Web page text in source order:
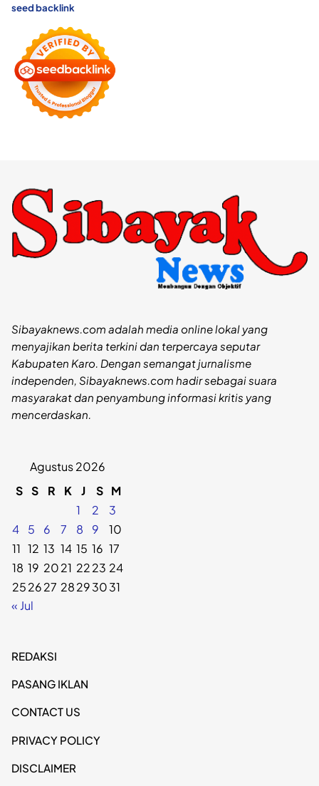
seed backlink
Sibayaknews.com adalah media online lokal yang
menyajikan berita terkini dan terpercaya seputar
Kabupaten Karo. Dengan semangat jurnalisme
independen, Sibayaknews.com hadir sebagai suara
masyarakat dan penyambung informasi kritis yang
mencerdaskan.
Agustus 2026
S S R K J S M
1
2
3
4
5 6 7 8 9
10
11 12 13 14 15 16 17
18 19 2021 2223 24
252627 28293031
« Jul
REDAKSI
PASANG IKLAN
CONTACT US
PRIVACY POLICY
DISCLAIMER